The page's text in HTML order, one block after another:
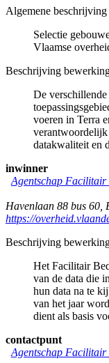
Algemene
Selectie
Vlaamse
Beschrijving
De
voeren in Terra
datakwaliteit en
inwinner
Agentschap
Havenlaan 88 bus 60
https://
Beschrijving
Het Facilitair
van de data die
hun data na te
van het jaar
dient als basis
contactpunt
Agentschap